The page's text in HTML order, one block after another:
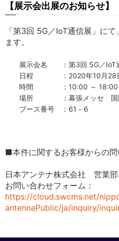
【展示会出展のお知らせ】
「第3回 5G／IoT通信展」に
ます。
展示会名 ：第3回 5G／IoT
日程 ：2020年10月28日(
時間 ：10:00 ～ 18:00（最
場所 ：幕張メッセ 国際
ブース番号 ：61－6
■本件に関するお客様からの
日本アンテナ株式会社 営業
お問い合わせフォーム：
https://cloud.swcms.net/
antennaPublic/ja/inquiry/